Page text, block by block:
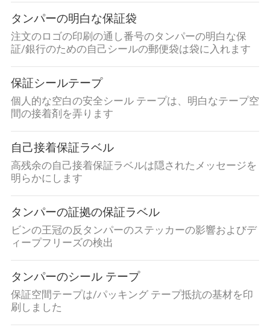
タンパーの明白な保証袋
注文のロゴの印刷の通し番号のタンパーの明白な保
証/銀行のための自己シールの郵便袋は袋に入れます
保証シールテープ
個人的な空白の安全シール テープは、明白なテープ空
間の接着剤を弄ります
自己接着保証ラベル
高残余の自己接着保証ラベルは隠されたメッセージを
明らかにします
タンパーの証拠の保証ラベル
ビンの王冠の反タンパーのステッカーの影響およびデ
ィープフリーズの検出
タンパーのシール テープ
保証空間テープは/パッキング テープ抵抗の基材を印
刷しました